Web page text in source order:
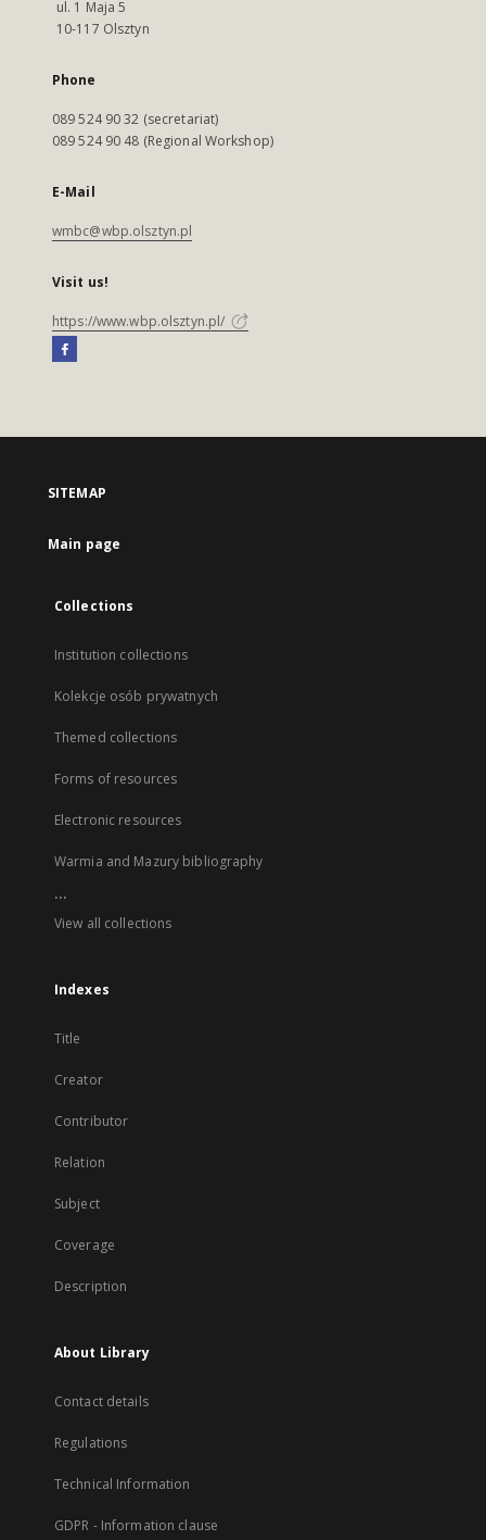
ul. 1 Maja 5
10-117 Olsztyn
Phone
089 524 90 32 (secretariat)
089 524 90 48 (Regional Workshop)
E-Mail
wmbc@wbp.olsztyn.pl
Visit us!
https://www.wbp.olsztyn.pl/
SITEMAP
Main page
Collections
Institution collections
Kolekcje osób prywatnych
Themed collections
Forms of resources
Electronic resources
Warmia and Mazury bibliography
...
View all collections
Indexes
Title
Creator
Contributor
Relation
Subject
Coverage
Description
About Library
Contact details
Regulations
Technical Information
GDPR - Information clause